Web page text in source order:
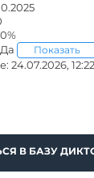
Показать
12:22
В БАЗУ